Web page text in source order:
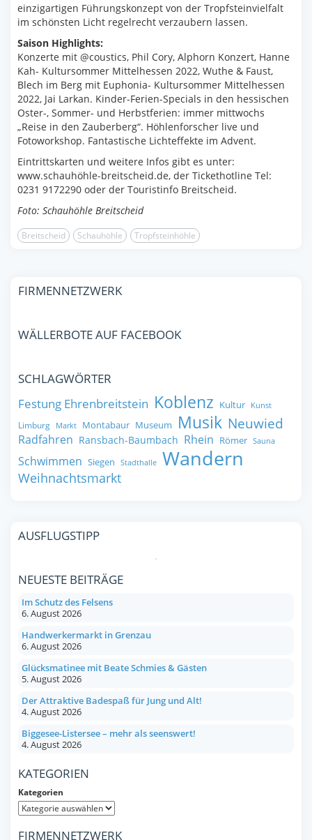
einzigartigen Führungskonzept von der Tropfsteinvielfalt
im schönsten Licht regelrecht verzaubern lassen.
Saison Highlights:
Konzerte mit @coustics, Phil Cory, Alphorn Konzert, Hanne
Kah- Kultursommer Mittelhessen 2022, Wuthe & Faust,
Blech im Berg mit Euphonia- Kultursommer Mittelhessen
2022, Jai Larkan. Kinder-Ferien-Specials in den hessischen
Oster-, Sommer- und Herbstferien: immer mittwochs
„Reise in den Zauberberg“. Höhlenforscher live und
Fotoworkshop. Fantastische Lichteffekte im Advent.
Eintrittskarten und weitere Infos gibt es unter:
www.schauhöhle-breitscheid.de, der Tickethotline Tel:
0231 9172290 oder der Touristinfo Breitscheid.
Foto: Schauhöhle Breitscheid
Breitscheid Schauhöhle Tropfsteinhöhle
FIRMENNETZWERK
WÄLLERBOTE AUF FACEBOOK
SCHLAGWÖRTER
Festung Ehrenbreitstein Koblenz Kultur Kunst
Limburg Markt Montabaur Museum Musik Neuwied
Radfahren Ransbach-Baumbach Rhein Römer Sauna
Schwimmen Siegen Stadthalle Wandern
Weihnachtsmarkt
AUSFLUGSTIPP
NEUESTE BEITRÄGE
Im Schutz des Felsens
6. August 2026
Handwerkermarkt in Grenzau
6. August 2026
Glücksmatinee mit Beate Schmies & Gästen
5. August 2026
Der Attraktive Badespaß für Jung und Alt!
4. August 2026
Biggesee-Listersee – mehr als seenswert!
4. August 2026
KATEGORIEN
Kategorien
FIRMENNETZWERK